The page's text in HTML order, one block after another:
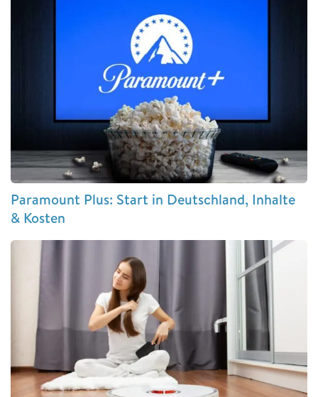
Paramount Plus: Start in Deutschland, Inhalte
& Kosten